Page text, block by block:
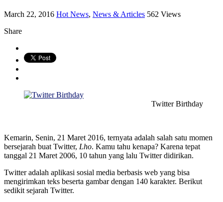
March 22, 2016 Hot News, News & Articles 562 Views
Share
Twitter Birthday
Kemarin, Senin, 21 Maret 2016, ternyata adalah salah satu momen
bersejarah buat Twitter, Lho. Kamu tahu kenapa? Karena tepat
tanggal 21 Maret 2006, 10 tahun yang lalu Twitter didirikan.
Twitter adalah aplikasi sosial media berbasis web yang bisa
mengirimkan teks beserta gambar dengan 140 karakter. Berikut
sedikit sejarah Twitter.